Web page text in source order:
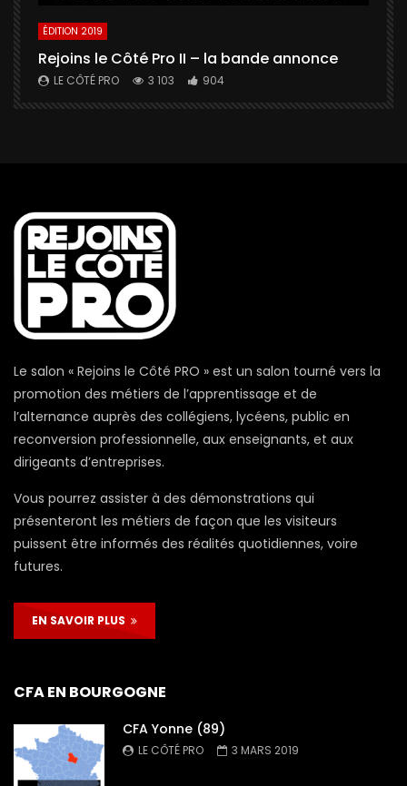
ÉDITION 2019
Rejoins le Côté Pro II – la bande annonce
LE CÔTÉ PRO 3 103 904
Le salon « Rejoins le Côté PRO » est un salon tourné vers la
promotion des métiers de l’apprentissage et de
l’alternance auprès des collégiens, lycéens, public en
reconversion professionnelle, aux enseignants, et aux
dirigeants d’entreprises.
Vous pourrez assister à des démonstrations qui
présenteront les métiers de façon que les visiteurs
puissent être informés des réalités quotidiennes, voire
futures.
EN SAVOIR PLUS
CFA EN BOURGOGNE
CFA Yonne (89)
LE CÔTÉ PRO 3 MARS 2019